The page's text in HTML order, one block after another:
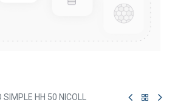
SIMPLE HH 50 NICOLL